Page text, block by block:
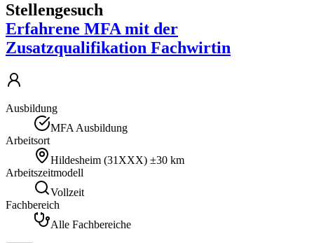
Stellengesuch
Erfahrene MFA mit der
Zusatzqualifikation Fachwirtin
Ausbildung
MFA Ausbildung
Arbeitsort
Hildesheim (31XXX) ±30 km
Arbeitszeitmodell
Vollzeit
Fachbereich
Alle Fachbereiche